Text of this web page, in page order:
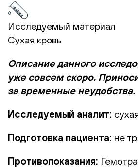
Исследуемый материал
Сухая кровь
Описание данного
уже совсем скоро.
за временные неудобства.
Исследуемый аналит:
Подготовка пациента: не
Противопоказания: